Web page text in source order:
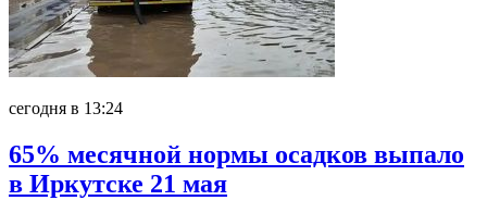
сегодня в 13:24
65% месячной нормы осадков выпало
в Иркутске 21 мая